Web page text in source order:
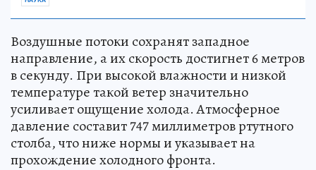
Воздушные потоки сохранят западное
направление, а их скорость достигнет 6 метров
в секунду. При высокой влажности и низкой
температуре такой ветер значительно
усиливает ощущение холода. Атмосферное
давление составит 747 миллиметров ртутного
столба, что ниже нормы и указывает на
прохождение холодного фронта.